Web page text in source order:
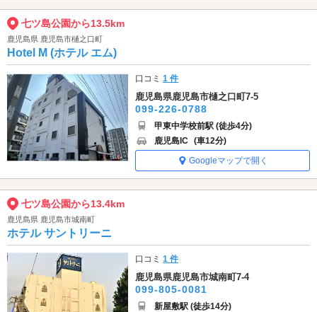
七ツ島公園から13.5km
鹿児島県 鹿児島市樋之口町
Hotel M (ホテル エム)
口コミ1 件
鹿児島県鹿児島市樋之口町7-5
099-226-0788
甲東中学校前駅 (徒歩4分)
鹿児島IC (車12分)
Googleマップで開く
七ツ島公園から13.4km
鹿児島県 鹿児島市城南町
ホテル サントリーニ
口コミ1 件
鹿児島県鹿児島市城南町7-4
099-805-0081
新屋敷駅 (徒歩14分)